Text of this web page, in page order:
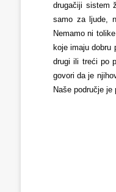
drugačiji sistem
samo za ljude,
Nemamo ni
koje imaju
drugi ili treći po
govori da je
Naše područje